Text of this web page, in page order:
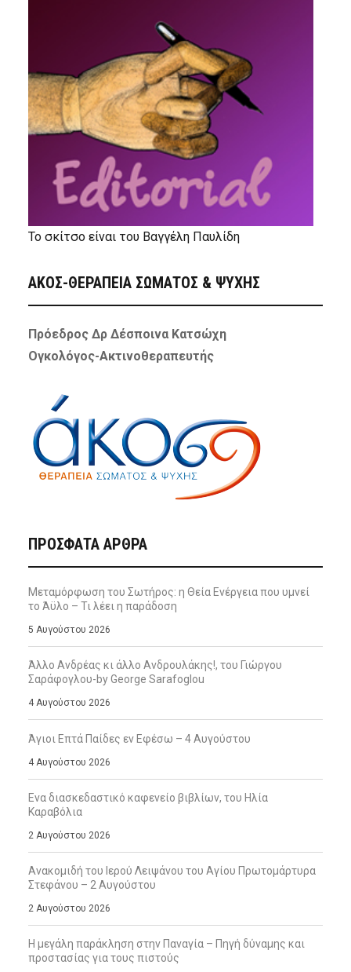
Το σκίτσο είναι του Βαγγέλη Παυλίδη
ΑΚΟΣ-ΘΕΡΑΠΕΙΑ ΣΩΜΑΤΟΣ & ΨΥΧΗΣ
Πρόεδρος Δρ Δέσποινα Κατσώχη
Ογκολόγος-Ακτινοθεραπευτής
ΠΡΌΣΦΑΤΑ ΆΡΘΡΑ
Μεταμόρφωση του Σωτήρος: η Θεία Ενέργεια που υμνεί
το Άϋλο – Τι λέει η παράδοση
5 Αυγούστου 2026
Άλλο Ανδρέας κι άλλο Ανδρουλάκης!, του Γιώργου
Σαράφογλου-by George Sarafoglou
4 Αυγούστου 2026
Άγιοι Επτά Παίδες εν Εφέσω – 4 Αυγούστου
4 Αυγούστου 2026
Ενα διασκεδαστικό καφενείο βιβλίων, του Ηλία
Καραβόλια
2 Αυγούστου 2026
Ανακομιδή του Ιερού Λειψάνου του Αγίου Πρωτομάρτυρα
Στεφάνου – 2 Αυγούστου
2 Αυγούστου 2026
Η μεγάλη παράκληση στην Παναγία – Πηγή δύναμης και
προστασίας για τους πιστούς